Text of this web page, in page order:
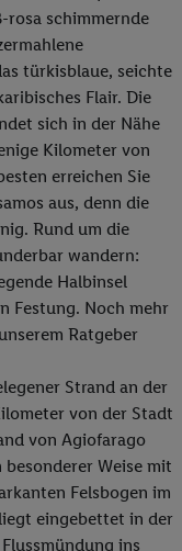
schimmernde
türkisblaue, seichte
Flair. Die
sich in der Nähe
Kilometer von
erreichen Sie
aus, denn die
Rund um die
wandern:
Halbinsel
Festung. Noch mehr
Ratgeber
Strand an der
von der Stadt
von Agiofarago
Weise mit
Felsbogen im
eingebettet in der
ins